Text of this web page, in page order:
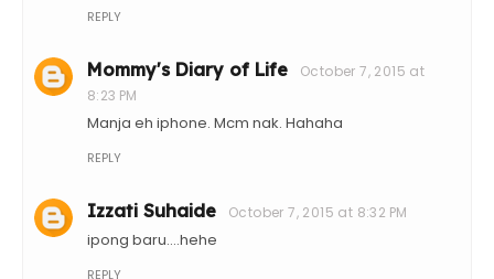
REPLY
Mommy's Diary of Life
October 7, 2015 at
8:23 PM
Manja eh iphone. Mcm nak. Hahaha
REPLY
Izzati Suhaide October 7, 2015 at 8:32 PM
ipong baru....hehe
REPLY